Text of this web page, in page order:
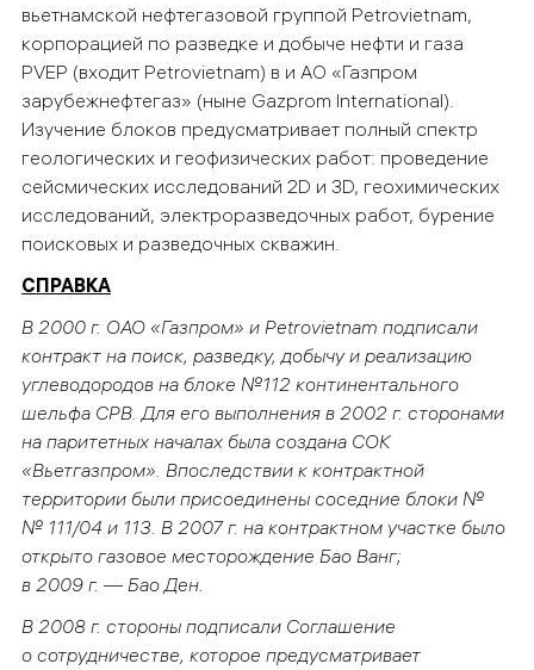
вьетнамской нефтегазовой группой Petrovietnam,
корпорацией по разведке и добыче нефти и газа
PVEP (входит Petrovietnam) в и АО «Газпром
зарубежнефтегаз» (ныне Gazprom International).
Изучение блоков предусматривает полный спектр
геологических и геофизических работ: проведение
сейсмических исследований 2D и 3D, геохимических
исследований, электроразведочных работ, бурение
поисковых и разведочных скважин.
СПРАВКА
В 2000 г. ОАО «Газпром» и Petrovietnam подписали
контракт на поиск, разведку, добычу и реализацию
углеводородов на блоке №112 континентального
шельфа СРВ. Для его выполнения в 2002 г. сторонами
на паритетных началах была создана СОК
«Вьетгазпром». Впоследствии к контрактной
территории были присоединены соседние блоки №
№ 111/04 и 113. В 2007 г. на контрактном участке было
открыто газовое месторождение Бао Ванг;
в 2009 г. — Бао Ден.
В 2008 г. стороны подписали Соглашение
о сотрудничестве, которое предусматривает